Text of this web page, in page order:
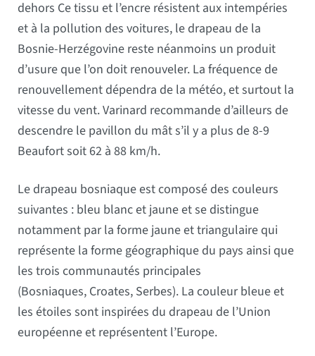
dehors Ce tissu et l’encre résistent aux intempéries
et à la pollution des voitures, le drapeau de la
Bosnie-Herzégovine reste néanmoins un produit
d’usure que l’on doit renouveler. La fréquence de
renouvellement dépendra de la météo, et surtout la
vitesse du vent. Varinard recommande d’ailleurs de
descendre le pavillon du mât s’il y a plus de 8-9
Beaufort soit 62 à 88 km/h.
Le drapeau bosniaque est composé des couleurs
suivantes : bleu blanc et jaune et se distingue
notamment par la forme jaune et triangulaire qui
représente la forme géographique du pays ainsi que
les trois communautés principales
(Bosniaques, Croates, Serbes). La couleur bleue et
les étoiles sont inspirées du drapeau de l’Union
européenne et représentent l’Europe.